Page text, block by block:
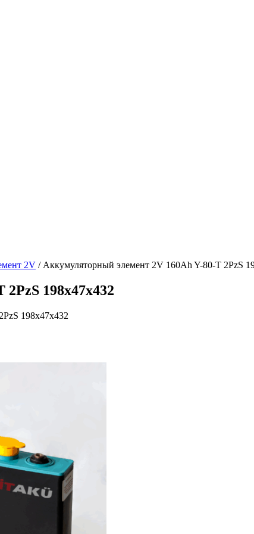
2V / Аккумуляторный элемент 2V 160Ah Y-80-T 2PzS
198х47х432